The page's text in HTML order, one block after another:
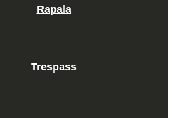
Rapala
Trespass